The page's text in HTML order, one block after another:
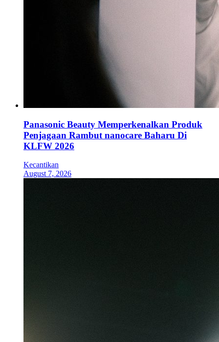
Panasonic Beauty Memperkenalkan Produk
Penjagaan Rambut nanocare Baharu Di
KLFW 2026
Kecantikan
August 7, 2026